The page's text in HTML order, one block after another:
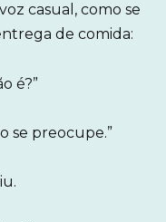
casual, como se
de comida:
é?”
se preocupe.”